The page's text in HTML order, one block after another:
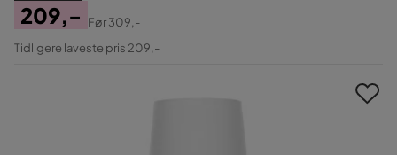
Pris
209,-
Original
Før309,-
Tidligere laveste pris 209,-